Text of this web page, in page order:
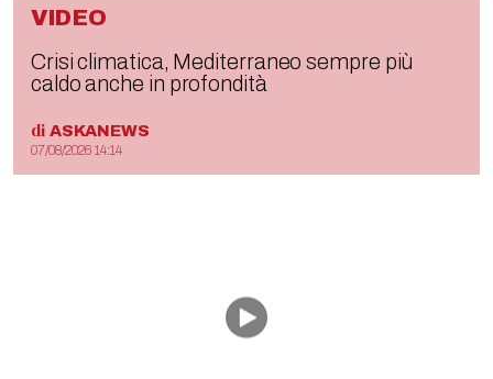
VIDEO
Crisi climatica, Mediterraneo sempre più
caldo anche in profondità
di ASKANEWS
07/08/2026 14:14